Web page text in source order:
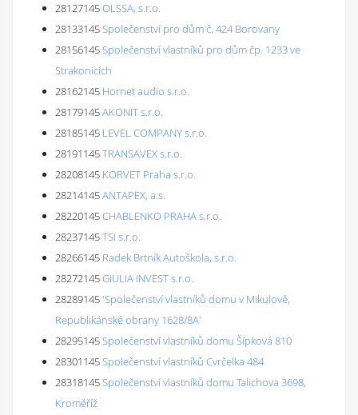
28127145OLSSA, s.r.o.
28133145Společenství pro dům č. 424 Borovany
28156145Společenství vlastníků pro dům čp. 1233 ve
Strakonicích
28162145 Hornet audio s.r.o.
28179145AKONIT s.r.o.
28185145 LEVEL COMPANY s.r.o.
28191145TRANSAVEX s.r.o.
28208145 KORVET Praha s.r.o.
28214145ANTAPEX, a.s.
28220145CHABLENKO PRAHA s.r.o.
28237145TSI s.r.o.
28266145 Radek Brtník Autoškola, s.r.o.
28272145GIULIA INVEST s.r.o.
28289145'Společenství vlastníků domu v Mikulově,
Republikánské obrany 1628/8A'
28295145Společenství vlastníků domu Šípková 810
28301145Společenství vlastníků Cvrčelka 484
28318145Společenství vlastníků domu Talichova 3698,
Kroměříž